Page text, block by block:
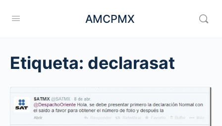
AMCPMX
Etiqueta: declarasat